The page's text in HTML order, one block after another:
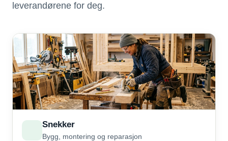
leverandørene for deg.
Snekker
Bygg, montering og reparasjon